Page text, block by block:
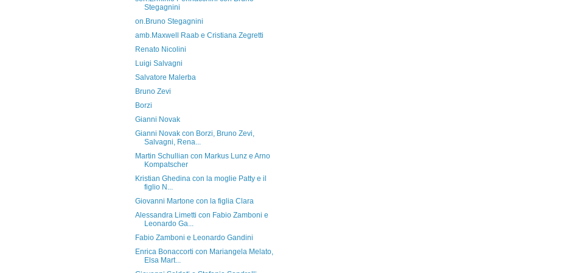
Stegagnini
on.Bruno Stegagnini
amb.Maxwell Raab e Cristiana Zegretti
Renato Nicolini
Luigi Salvagni
Salvatore Malerba
Bruno Zevi
Borzi
Gianni Novak
Gianni Novak con Borzi, Bruno Zevi,
Salvagni, Rena...
Martin Schullian con Markus Lunz e Arno
Kompatscher
Kristian Ghedina con la moglie Patty e il
figlio N...
Giovanni Martone con la figlia Clara
Alessandra Limetti con Fabio Zamboni e
Leonardo Ga...
Fabio Zamboni e Leonardo Gandini
Enrica Bonaccorti con Mariangela Melato,
Elsa Mart...